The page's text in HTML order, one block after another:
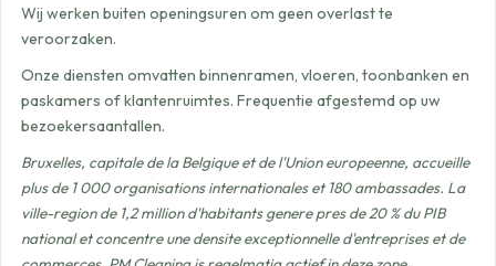
Wij werken buiten openingsuren om geen overlast te
veroorzaken.
Onze diensten omvatten binnenramen, vloeren, toonbanken en
paskamers of klantenruimtes. Frequentie afgestemd op uw
bezoekersaantallen.
Bruxelles, capitale de la Belgique et de l'Union europeenne, accueille
plus de 1 000 organisations internationales et 180 ambassades. La
ville-region de 1,2 million d'habitants genere pres de 20 % du PIB
national et concentre une densite exceptionnelle d'entreprises et de